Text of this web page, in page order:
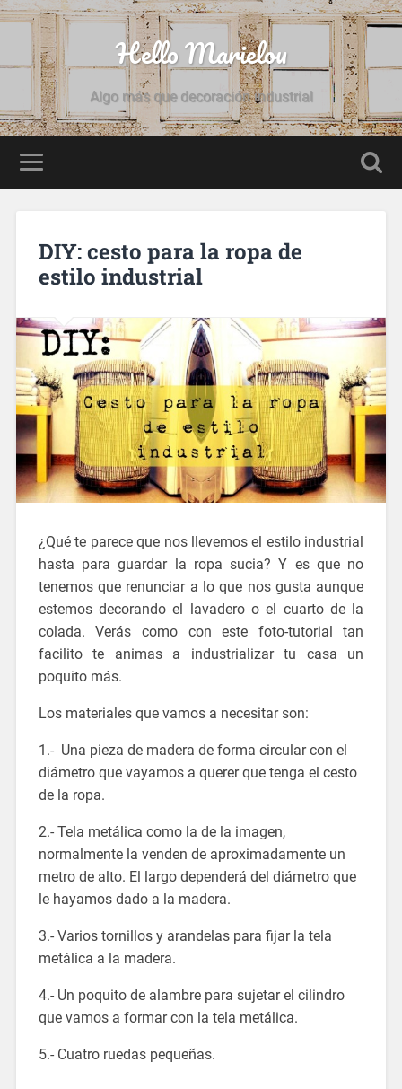
Hello Marielou
Algo más que decoración industrial
DIY: cesto para la ropa de
estilo industrial
¿Qué te parece que nos llevemos el estilo industrial
hasta para guardar la ropa sucia? Y es que no
tenemos que renunciar a lo que nos gusta aunque
estemos decorando el lavadero o el cuarto de la
colada. Verás como con este foto-tutorial tan
facilito te animas a industrializar tu casa un
poquito más.
Los materiales que vamos a necesitar son:
1.- Una pieza de madera de forma circular con el
diámetro que vayamos a querer que tenga el cesto
de la ropa.
2.- Tela metálica como la de la imagen,
normalmente la venden de aproximadamente un
metro de alto. El largo dependerá del diámetro que
le hayamos dado a la madera.
3.- Varios tornillos y arandelas para fijar la tela
metálica a la madera.
4.- Un poquito de alambre para sujetar el cilindro
que vamos a formar con la tela metálica.
5.- Cuatro ruedas pequeñas.